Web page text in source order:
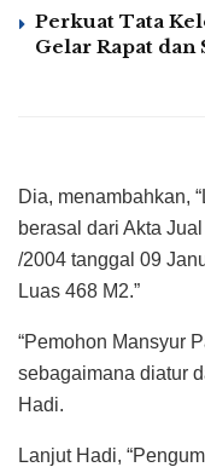
Perkuat Tata
Gelar Rapat dan
Dia, menambahkan,
berasal dari Akta
/2004 tanggal 09
Luas 468 M2.”
“Pemohon Mansyur
sebagaimana diatur
Hadi.
Lanjut Hadi,